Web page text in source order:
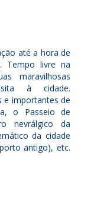
até a hora de
Tempo livre na
maravilhosas
à cidade.
e importantes de
o Passeio de
nevrálgico da
da cidade
antigo), etc.